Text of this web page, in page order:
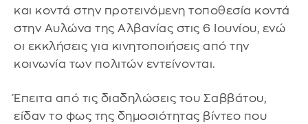
και κοντά στην προτεινόμενη τοποθεσία κοντά
στην Αυλώνα της Αλβανίας στις 6 Ιουνίου, ενώ
οι εκκλήσεις για κινητοποιήσεις από την
κοινωνία των πολιτών εντείνονται.
Έπειτα από τις διαδηλώσεις του Σαββάτου,
είδαν το φως της δημοσιότητας βίντεο που